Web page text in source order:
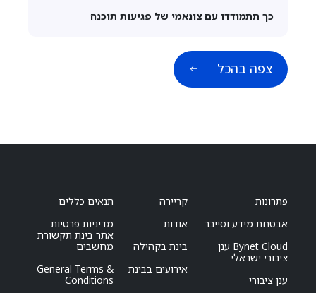
כך תתמודדו עם צונאמי של פגיעות תוכנה
צפה בהכל
פתרונות
אבטחת מידע וסייבר
Bynet Cloud ענן
ציבורי ישראלי
ענן ציבורי
קריירה
אודות
בינת בקהילה
אירועים בבינת
תנאים כללים
מדיניות פרטיות –
אתר בינת תקשורת
מחשבים
General Terms &
Conditions